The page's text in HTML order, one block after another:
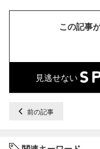
この記事
見逃せない
前の記事